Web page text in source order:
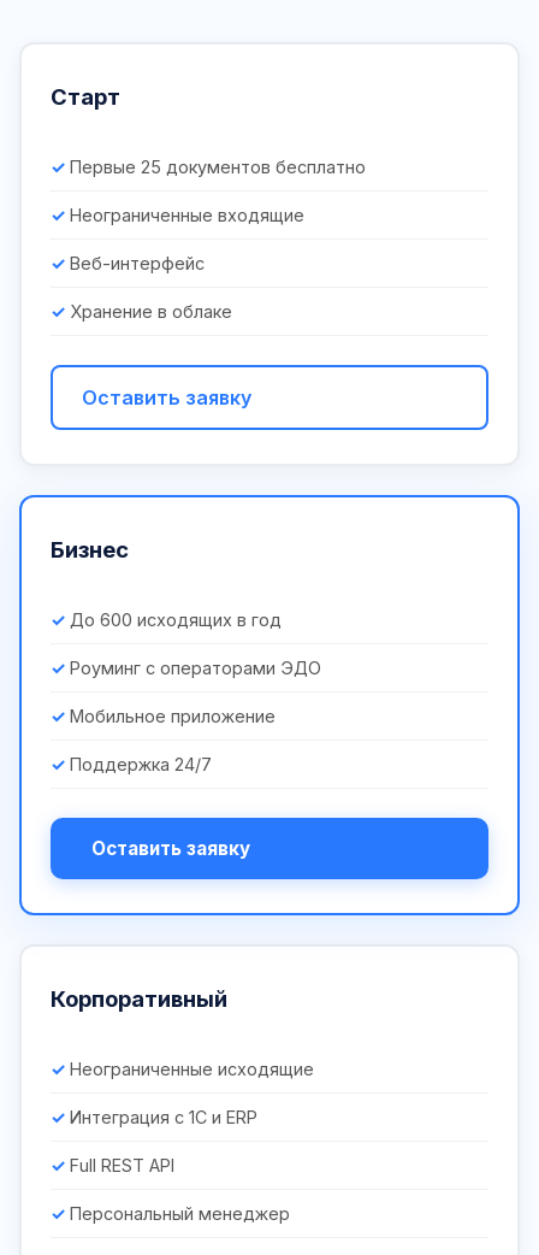
Старт
Первые 25 документов бесплатно
Неограниченные входящие
Веб-интерфейс
Хранение в облаке
Оставить заявку
Бизнес
До 600 исходящих в год
Роуминг с операторами ЭДО
Мобильное приложение
Поддержка 24/7
Оставить заявку
Корпоративный
Неограниченные исходящие
Интеграция с 1С и ERP
Full REST API
Персональный менеджер